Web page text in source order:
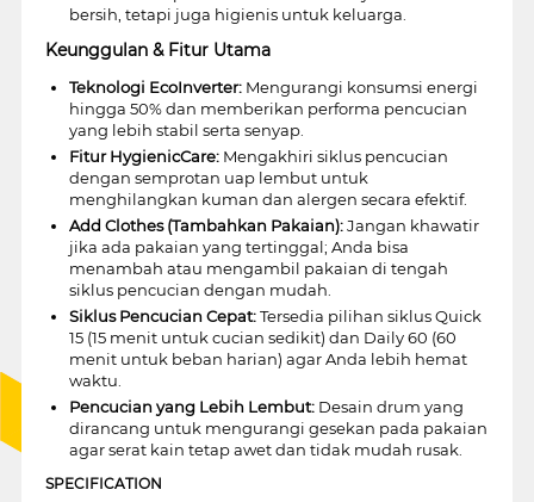
bersih, tetapi juga higienis untuk keluarga.
Keunggulan & Fitur Utama
Teknologi EcoInverter:Mengurangi konsumsi energi
hingga 50% dan memberikan performa pencucian
yang lebih stabil serta senyap.
Fitur HygienicCare:Mengakhiri siklus pencucian
dengan semprotan uap lembut untuk
menghilangkan kuman dan alergen secara efektif.
Add Clothes (Tambahkan Pakaian):Jangan khawatir
jika ada pakaian yang tertinggal; Anda bisa
menambah atau mengambil pakaian di tengah
siklus pencucian dengan mudah.
Siklus Pencucian Cepat:Tersedia pilihan siklus Quick
15 (15 menit untuk cucian sedikit) dan Daily 60 (60
menit untuk beban harian) agar Anda lebih hemat
waktu.
Pencucian yang Lebih Lembut:Desain drum yang
dirancang untuk mengurangi gesekan pada pakaian
agar serat kain tetap awet dan tidak mudah rusak.
SPECIFICATION